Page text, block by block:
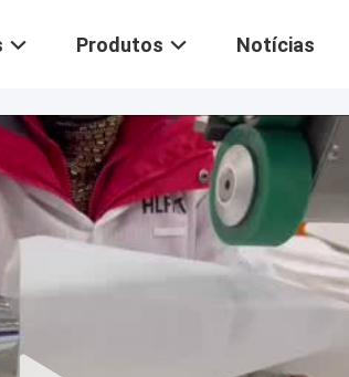
Produtos Notícias